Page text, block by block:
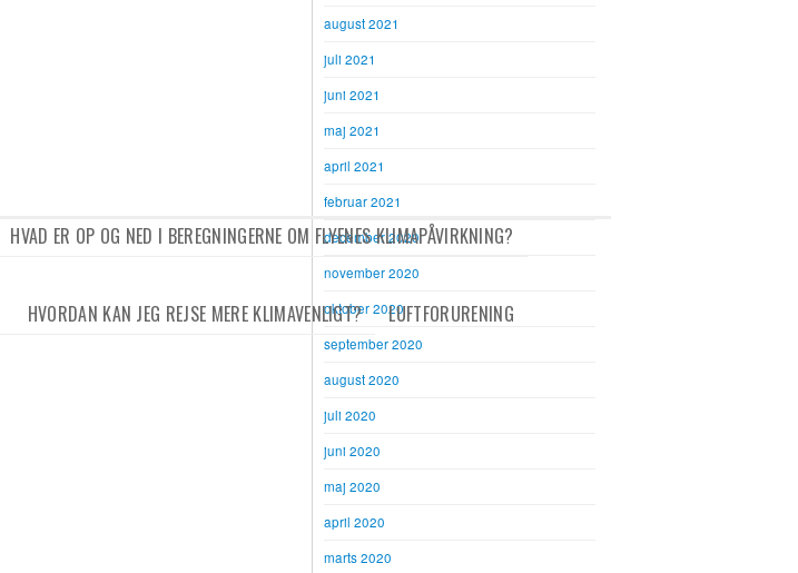
HVAD ER OP OG NED I BEREGNINGERNE OM FLYENES KLIMAPÅVIRKNING?
HVORDAN KAN JEG REJSE MERE KLIMAVENLIGT? LUFTFORURENING
august 2021
juli 2021
juni 2021
maj 2021
april 2021
februar 2021
december 2020
november 2020
oktober 2020
september 2020
august 2020
juli 2020
juni 2020
maj 2020
april 2020
marts 2020